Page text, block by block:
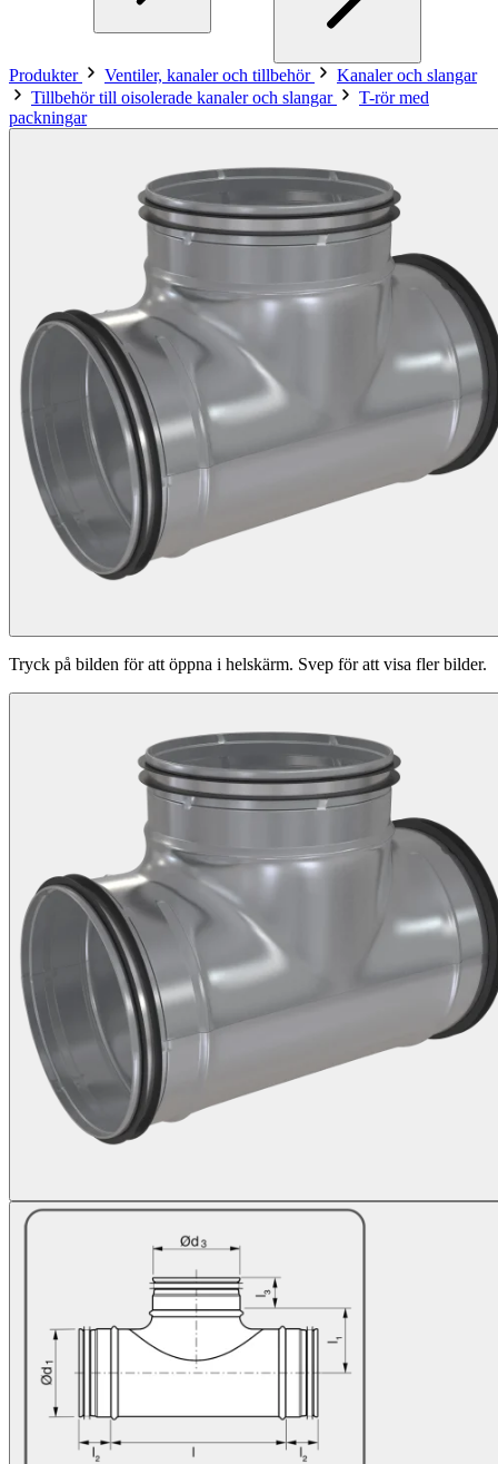
Produkter Ventiler, kanaler och tillbehör
Kanaler och slangar
Tillbehör till oisolerade kanaler och slangar
T-rör med
packningar
Tryck på bilden för att öppna i helskärm. Svep för att visa fler bilder.